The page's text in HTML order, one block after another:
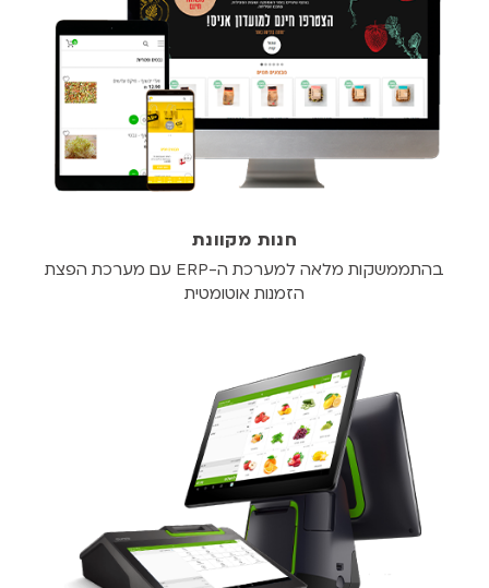
חנות מקוונת
בהתממשקות מלאה למערכת ה-ERP עם מערכת הפצת
הזמנות אוטומטית